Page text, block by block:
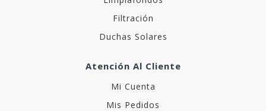
Filtración
Duchas Solares
Atención Al Cliente
Mi Cuenta
Mis Pedidos